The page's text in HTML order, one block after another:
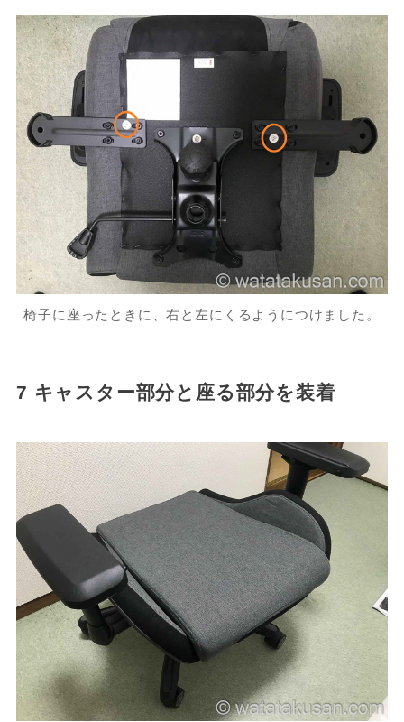
椅子に座ったときに、右と左にくるようにつけました。
7 キャスター部分と座る部分を装着